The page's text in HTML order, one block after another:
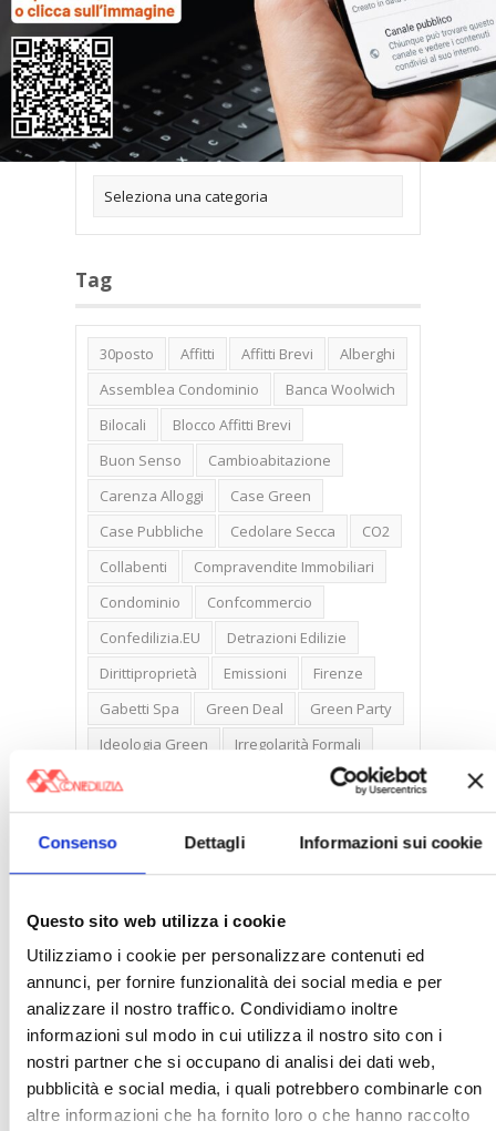
Consenso Dettagli Informazioni sui cookie
Questo sito web utilizza i cookie
Utilizziamo i cookie per personalizzare contenuti ed
annunci, per fornire funzionalità dei social media e per
analizzare il nostro traffico. Condividiamo inoltre
informazioni sul modo in cui utilizza il nostro sito con i
nostri partner che si occupano di analisi dei dati web,
pubblicità e social media, i quali potrebbero combinarle con
altre informazioni che ha fornito loro o che hanno raccolto
Categorie
Tag
30posto Affitti Affitti Brevi
Alberghi
Assemblea Condominio
Banca Woolwich
Bilocali
Blocco Affitti Brevi
Buon Senso
Cambioabitazione
Carenza Alloggi
Case Green
Case Pubbliche
Cedolare Secca
CO2
Collabenti
Compravendite Immobiliari
Condominio
Confcommercio
Confedilizia.EU
Detrazioni Edilizie
Dirittiproprietà
Emissioni
Firenze
Gabetti Spa
Green Deal
Green Party
Ideologia Green
Irregolarità Formali
Libero Mercato
New York
Nudaproprietà
Prezzi Case
Prima Casa
Proprietari Casa
Ruderi
Sicurezza
Sommerso
Sunia
Trasferimenti
Treviso
Valore Case
Cerca